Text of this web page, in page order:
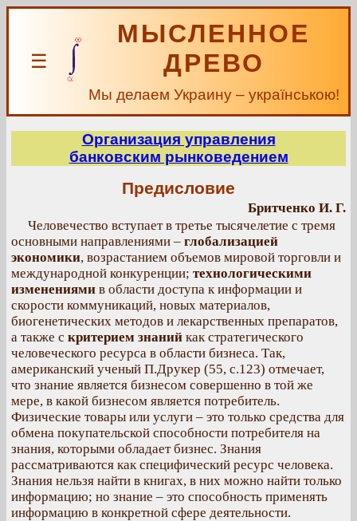
☰
МЫСЛЕННОЕ
ДРЕВО
Мы делаем Украину – українською!
Организация управления
банковским рынковедением
Предисловие
Бритченко И. Г.
Человечество вступает в третье тысячелетие с тремя
основными направлениями – глобализацией
экономики, возрастанием объемов мировой торговли и
международной конкуренции; технологическими
изменениями в области доступа к информации и
скорости коммуникаций, новых материалов,
биогенетических методов и лекарственных препаратов,
а также с критерием знаний как стратегического
человеческого ресурса в области бизнеса. Так,
американский ученый П.Друкер (55, с.123) отмечает,
что знание является бизнесом совершенно в той же
мере, в какой бизнесом является потребитель.
Физические товары или услуги – это только средства для
обмена покупательской способности потребителя на
знания, которыми обладает бизнес. Знания
рассматриваются как специфический ресурс человека.
Знания нельзя найти в книгах, в них можно найти только
информацию; но знание – это способность применять
информацию в конкретной сфере деятельности.